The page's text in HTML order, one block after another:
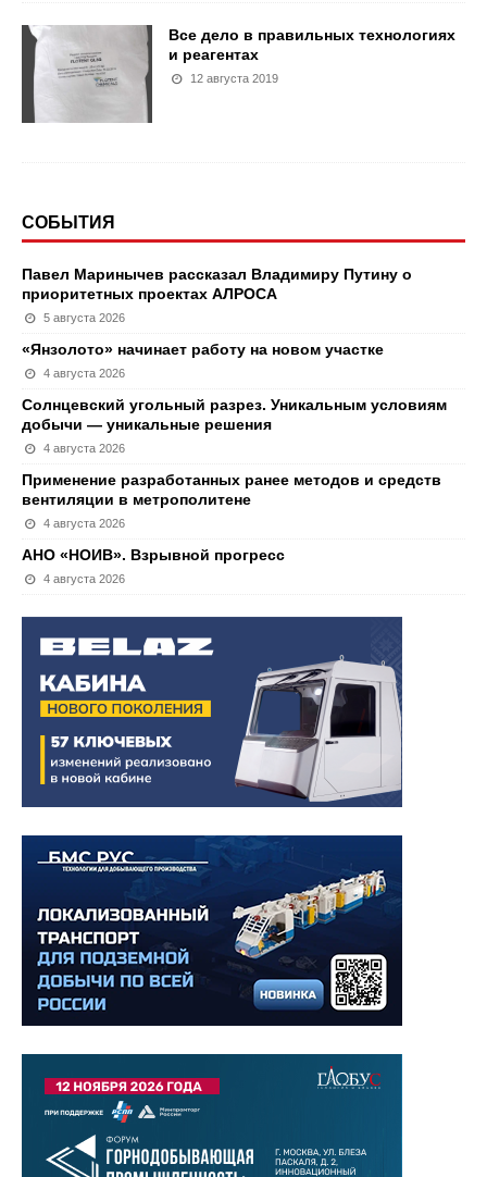
Все дело в правильных технологиях
и реагентах
12 августа 2019
СОБЫТИЯ
Павел Маринычев рассказал Владимиру Путину о
приоритетных проектах АЛРОСА
5 августа 2026
«Янзолото» начинает работу на новом участке
4 августа 2026
Солнцевский угольный разрез. Уникальным условиям
добычи — уникальные решения
4 августа 2026
Применение разработанных ранее методов и средств
вентиляции в метрополитене
4 августа 2026
АНО «НОИВ». Взрывной прогресс
4 августа 2026